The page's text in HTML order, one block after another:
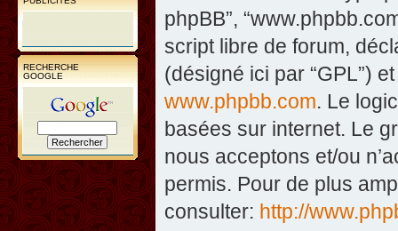
RECHERCHE
GOOGLE
phpBB”,
script libre de forum,
(désigné ici par “GPL”)
www.phpbb.com. Le
basées sur internet. Le
nous acceptons et/ou
permis. Pour de plus
consulter: http://